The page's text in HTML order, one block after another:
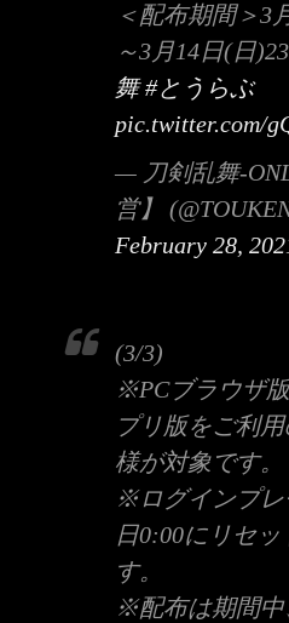
＜配布期間＞3
～3月14日(日
舞 #とうらぶ
pic.twitter.com/
— 刀剣乱舞-
営】
February 28,
(3/3)
※PCブラウザ
プリ版をご利
様が対象です。
※ログインプレ
日0:00にリセッ
す。
※配布は期間中